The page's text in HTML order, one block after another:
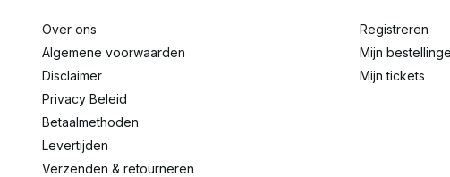
Over ons
Algemene voorwaarden
Disclaimer
Privacy Beleid
Betaalmethoden
Levertijden
Verzenden & retourneren
Registreren
Mijn
Mijn tickets